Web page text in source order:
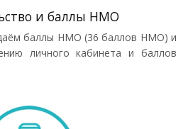
и баллы НМО
баллы НМО (36 баллов НМО) и
личного кабинета и баллов